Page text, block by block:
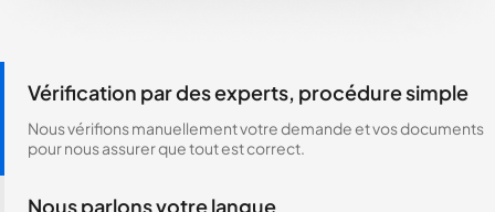
Vérification par des experts, procédure simple
Nous vérifions manuellement votre demande et vos documents
pour nous assurer que tout est correct.
Nous parlons votre langue